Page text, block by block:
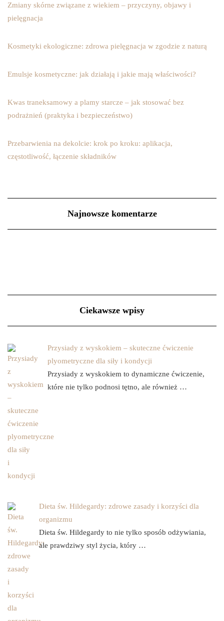
Zmiany skórne związane z wiekiem – przyczyny, objawy i
pielęgnacja
Kosmetyki ekologiczne: zdrowa pielęgnacja w zgodzie z naturą
Emulsje kosmetyczne: jak działają i jakie mają właściwości?
Kwas traneksamowy a plamy starcze – jak stosować bez
podrażnień (praktyka i bezpieczeństwo)
Przebarwienia na dekolcie: krok po kroku: aplikacja,
częstotliwość, łączenie składników
Najnowsze komentarze
Ciekawsze wpisy
Przysiady z wyskokiem – skuteczne ćwiczenie
plyometryczne dla siły i kondycji
Przysiady z wyskokiem to dynamiczne ćwiczenie,
które nie tylko podnosi tętno, ale również …
Dieta św. Hildegardy: zdrowe zasady i korzyści dla
organizmu
Dieta św. Hildegardy to nie tylko sposób odżywiania,
ale prawdziwy styl życia, który …